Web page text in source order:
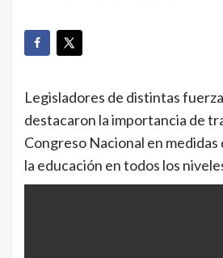
Legisladores de distintas
destacaron la importancia de
Congreso Nacional en
la educación en todos los